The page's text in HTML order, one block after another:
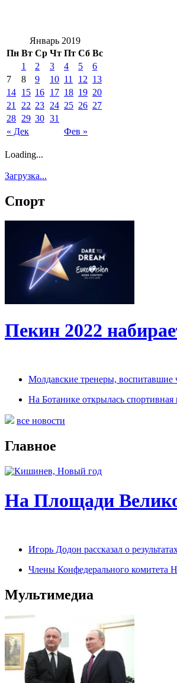
Январь 2019
Пн Вт Ср Чт Пт Сб Вс
« Дек Фев »
1 2 3 4 5
6
7
8 9 10 11 12 13
14 15 16 17 18 19 20
21
22 23 24 25 26 27
28 29 30 31
Loading...
Загрузка...
Спорт
Пекин 2022
Молдавские тренеры, воспитавшие
На Ботанике открылась спортивная
все новости
Главное
На Площади
Игорь Додон рассказал о
Члены Конфедерального комитета
Мультимедиа